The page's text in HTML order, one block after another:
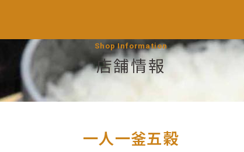
Shop Information
店舗情報
一人一釜五穀